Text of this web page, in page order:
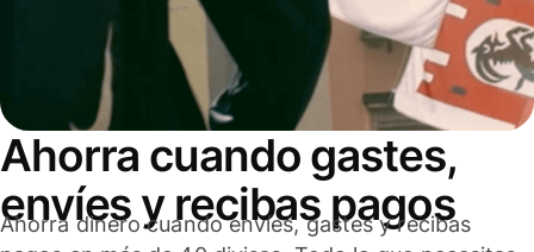
Ahorra cuando gastes,
envíes y recibas pagos
Ahorra dinero cuando envíes, gastes y recibas